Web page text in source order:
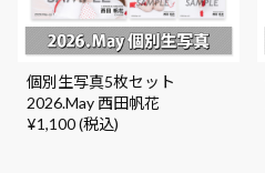
個別生写真5枚セット
2026.May 西田帆花
¥1,100 (税込)